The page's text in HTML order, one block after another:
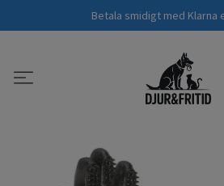
Betala smidigt med Klarna